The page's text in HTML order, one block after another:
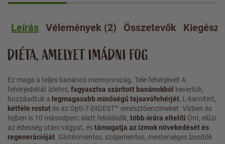
Leírás Vélemények (2) Összetevők
DIÉTA, AMELYET IMÁDNI FOG
Ez maga a teljes banános mennyország. Tele fehérjével! A
fehérjediétát ízletes, fagyasztva szárított banánokból kevertük,
hozzáadtuk a legmagasabb minőségű tejsavófehérjét, L-karnitint,
kétféle rostotés az Opti-7-DIGEST™ emésztőenzimeket. Vízben és
tejben is 10 másodperc alatt feloldódik, több órára eltelíti Önt, elűzi
az édesség utáni vágyat, éstámogatja az izmok növekedését és
regenerációját. Gluténmentes, szójamentes, mesterséges ízesítők